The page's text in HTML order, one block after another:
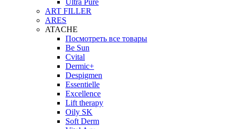
Ultra Pure
ART FILLER
ARES
ATACHE
Посмотреть все товары
Be Sun
Cvital
Dermic+
Despigmen
Essentielle
Excellence
Lift therapy
Oily SK
Soft Derm